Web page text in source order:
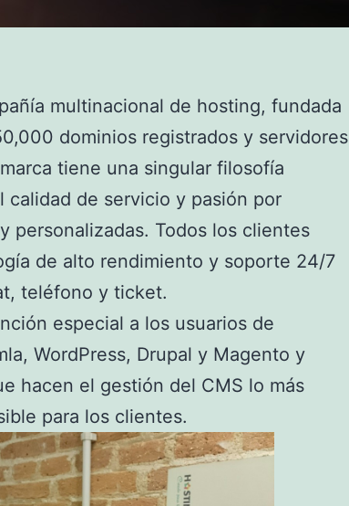
multinacional de hosting, fundada
dominios registrados y servidores
tiene una singular filosofía
calidad de servicio y pasión por
personalizadas. Todos los clientes
de alto rendimiento y soporte 24/7
teléfono y ticket.
especial a los usuarios de
WordPress, Drupal y Magento y
hacen el gestión del CMS lo más
para los clientes.